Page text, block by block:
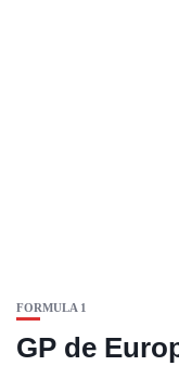
FORMULA 1
GP de